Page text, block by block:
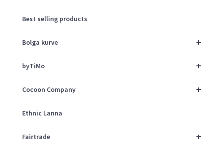
Best selling products
+
Bolga kurve
+
byTiMo
+
Cocoon Company
Ethnic Lanna
+
Fairtrade